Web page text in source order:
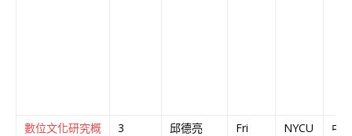
數位文化研究概
3 邱德亮 Fri
NYCU
中